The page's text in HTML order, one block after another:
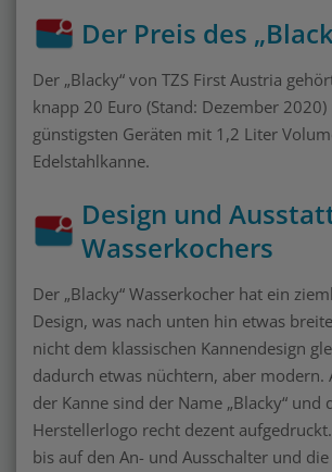
Der Preis des
Der „Blacky“ von TZS First Austria
knapp 20 Euro (Stand: Dezember
günstigsten Geräten mit 1,2 Liter
Edelstahlkanne.
Design und
Wasserkochers
Der „Blacky“ Wasserkocher hat ein
Design, was nach unten hin etwas
nicht dem klassischen Kannendesign
dadurch etwas nüchtern, aber modern.
der Kanne sind der Name „Blacky“ und
Herstellerlogo recht dezent
bis auf den An- und Ausschalter und die